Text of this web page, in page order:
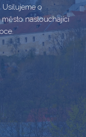
Usilujeme o
naslouchající